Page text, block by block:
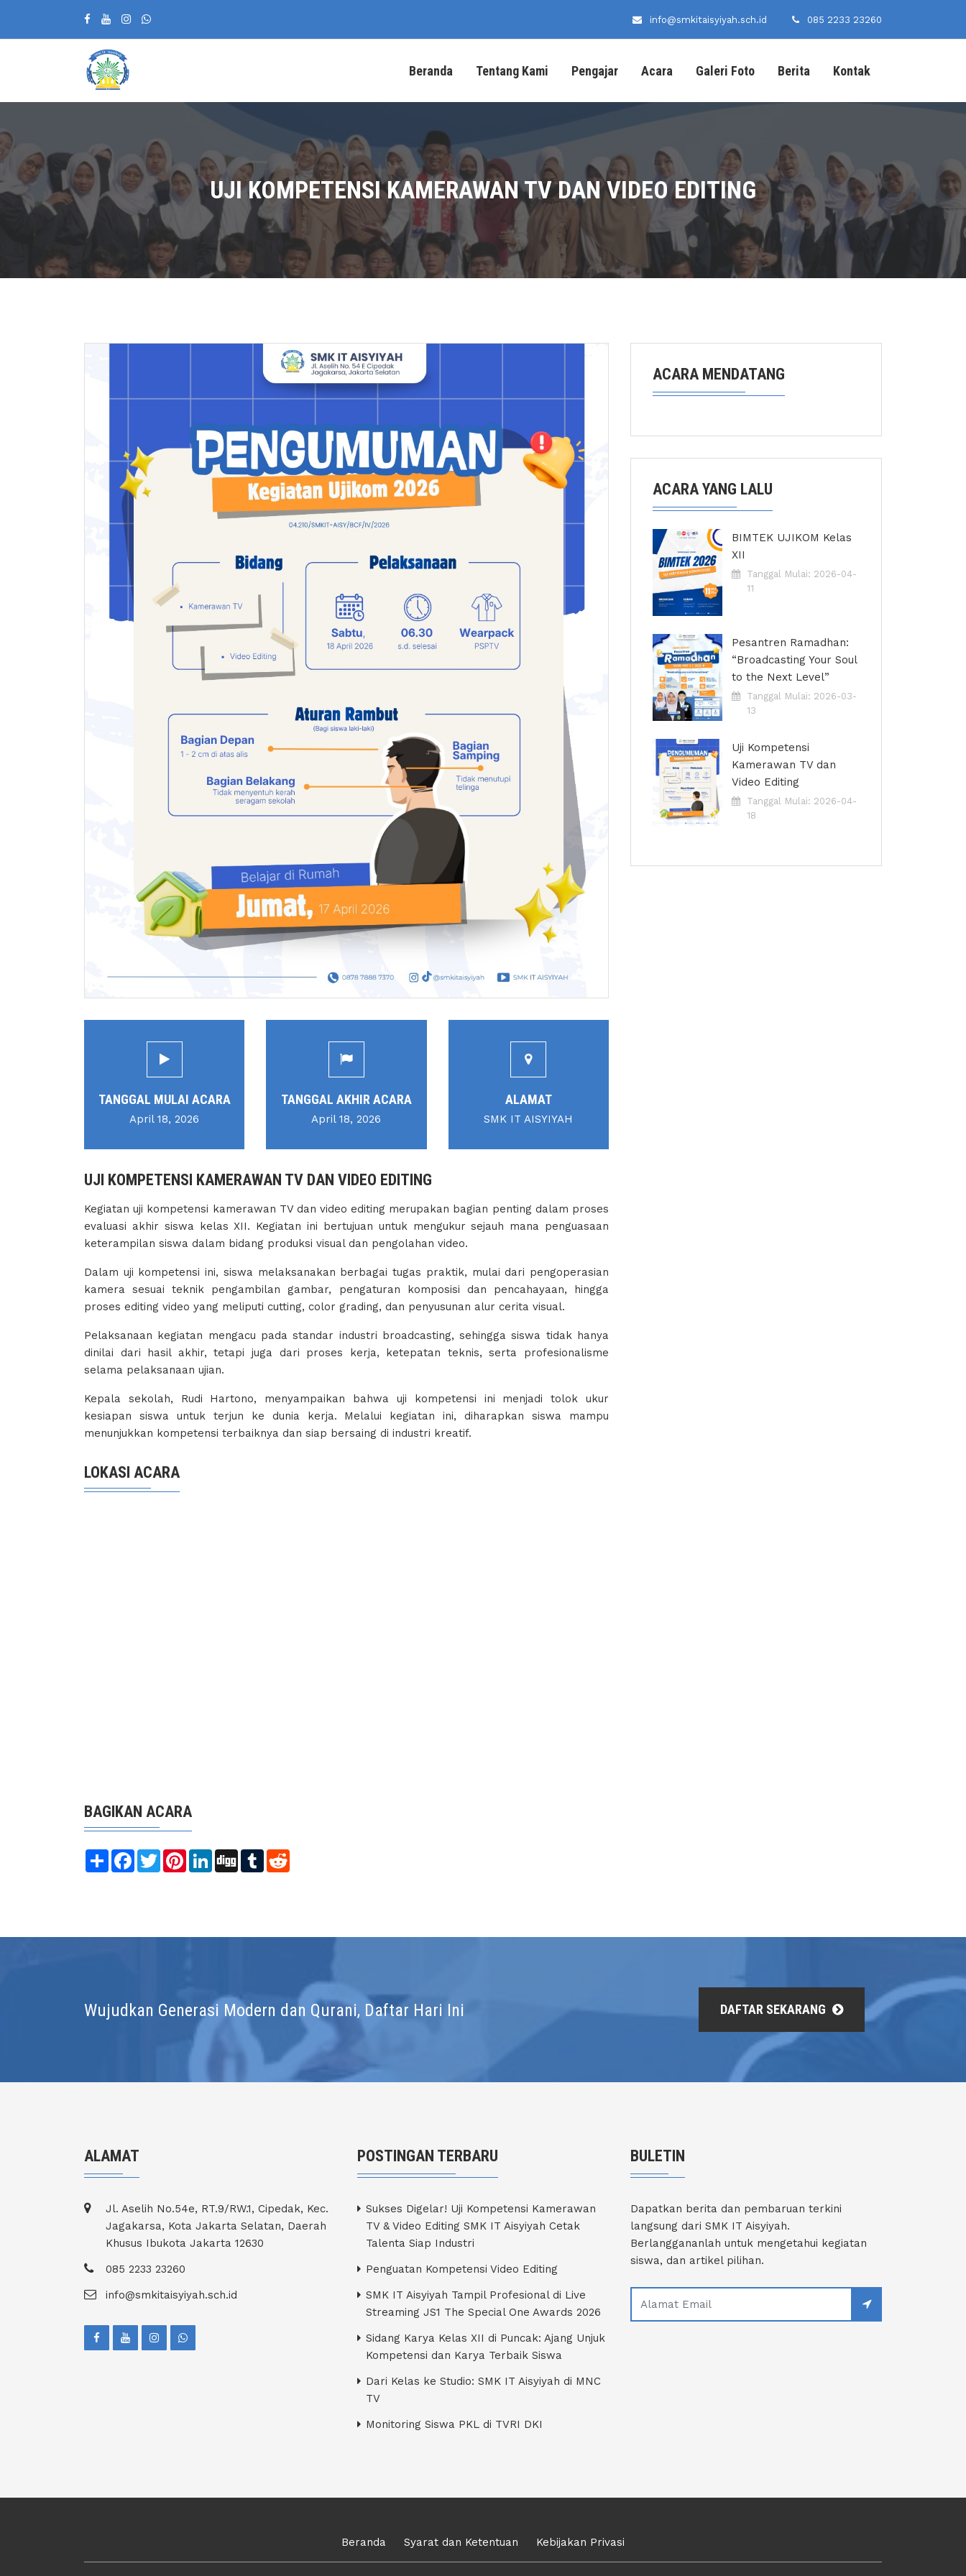
info@smkitaisyiyah.sch.id 085 2233 23260
Beranda Tentang Kami Pengajar Acara Galeri Foto Berita Kontak
UJI KOMPETENSI KAMERAWAN TV DAN VIDEO EDITING
TANGGAL MULAI ACARA
April 18, 2026
TANGGAL AKHIR ACARA
April 18, 2026
ALAMAT
SMK IT AISYIYAH
UJI KOMPETENSI KAMERAWAN TV DAN VIDEO EDITING
Kegiatan uji kompetensi kamerawan TV dan video editing merupakan bagian penting dalam proses
evaluasi akhir siswa kelas XII. Kegiatan ini bertujuan untuk mengukur sejauh mana penguasaan
keterampilan siswa dalam bidang produksi visual dan pengolahan video.
Dalam uji kompetensi ini, siswa melaksanakan berbagai tugas praktik, mulai dari pengoperasian
kamera sesuai teknik pengambilan gambar, pengaturan komposisi dan pencahayaan, hingga
proses editing video yang meliputi cutting, color grading, dan penyusunan alur cerita visual.
Pelaksanaan kegiatan mengacu pada standar industri broadcasting, sehingga siswa tidak hanya
dinilai dari hasil akhir, tetapi juga dari proses kerja, ketepatan teknis, serta profesionalisme
selama pelaksanaan ujian.
Kepala sekolah, Rudi Hartono, menyampaikan bahwa uji kompetensi ini menjadi tolok ukur
kesiapan siswa untuk terjun ke dunia kerja. Melalui kegiatan ini, diharapkan siswa mampu
menunjukkan kompetensi terbaiknya dan siap bersaing di industri kreatif.
LOKASI ACARA
BAGIKAN ACARA
Share Facebook
TwitterPinterestLinkedInDigg Tumblr
ACARA MENDATANG
ACARA YANG LALU
BIMTEK UJIKOM Kelas
XII
Tanggal Mulai: 2026-04-
11
Pesantren Ramadhan:
“Broadcasting Your Soul
to the Next Level”
Tanggal Mulai: 2026-03-
13
Uji Kompetensi
Kamerawan TV dan
Video Editing
Tanggal Mulai: 2026-04-
18
Wujudkan Generasi Modern dan Qurani, Daftar Hari Ini DAFTAR SEKARANG
ALAMAT
Jl. Aselih No.54e, RT.9/RW.1, Cipedak, Kec.
Jagakarsa, Kota Jakarta Selatan, Daerah
Khusus Ibukota Jakarta 12630
085 2233 23260
info@smkitaisyiyah.sch.id
POSTINGAN TERBARU
Sukses Digelar! Uji Kompetensi Kamerawan
TV & Video Editing SMK IT Aisyiyah Cetak
Talenta Siap Industri
Penguatan Kompetensi Video Editing
SMK IT Aisyiyah Tampil Profesional di Live
Streaming JS1 The Special One Awards 2026
Sidang Karya Kelas XII di Puncak: Ajang Unjuk
Kompetensi dan Karya Terbaik Siswa
Dari Kelas ke Studio: SMK IT Aisyiyah di MNC
TV
Monitoring Siswa PKL di TVRI DKI
BULETIN
Dapatkan berita dan pembaruan terkini
langsung dari SMK IT Aisyiyah.
Berlanggananlah untuk mengetahui kegiatan
siswa, dan artikel pilihan.
Beranda Syarat dan Ketentuan Kebijakan Privasi